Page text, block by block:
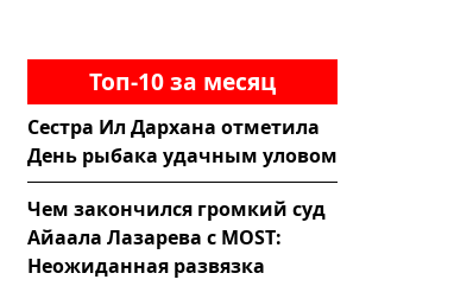
Топ-10 за месяц
Сестра Ил Дархана отметила
День рыбака удачным уловом
Чем закончился громкий суд
Айаала Лазарева с MOST:
Неожиданная развязка